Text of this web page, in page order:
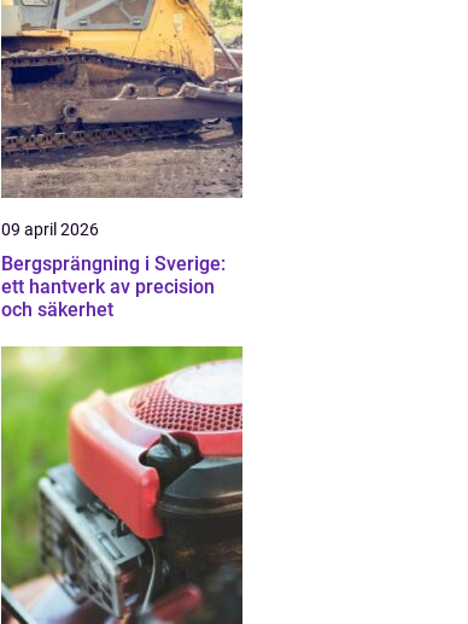
09 april 2026
Bergsprängning i Sverige:
ett hantverk av precision
och säkerhet